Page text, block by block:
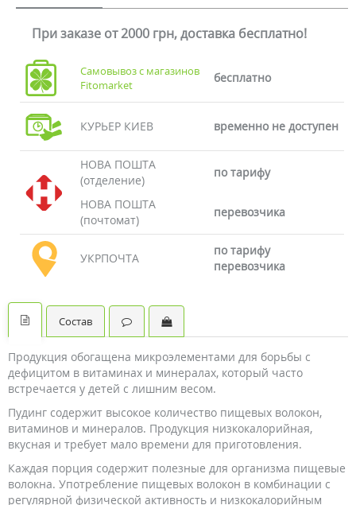
При заказе от 2000 грн, доставка бесплатно!
Самовывоз с магазинов
Fitomarket
бесплатно
КУРЬЕР КИЕВ временно не доступен
НОВА ПОШТА
(отделение)
по тарифу
НОВА ПОШТА
(почтомат)
перевозчика
УКРПОЧТА
по тарифу
перевозчика
Состав
Продукция обогащена микроэлементами для борьбы с
дефицитом в витаминах и минералах, который часто
встречается у детей с лишним весом.
Пудинг содержит высокое количество пищевых волокон,
витаминов и минералов. Продукция низкокалорийная,
вкусная и требует мало времени для приготовления.
Каждая порция содержит полезные для организма пищевые
волокна. Употребление пищевых волокон в комбинации с
регулярной физической активность и низкокалорийным